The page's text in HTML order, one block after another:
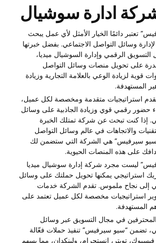
ادارة سوشيال
تعتبر دائمًا الخيار الأمثل لأي عمل يبحث
وسائل التواصل الاجتماعي. بفضل خبرتها
الرقمي وإدارة السوشيال ميديا،
على تحويل منصات وسائل التواصل
قوية لزيادة الوعي بالعلامة التجارية وزيادة
المستهدفة.
استراتيجيات متقدمة ومخصصة لكل عميل،
حضور رقمي قوي وزيادة الجاذبية على وسائل
إذا كنت تبحث عن شركة تمتلك الخبرة
والاتجاهات في عالم وسائل التواصل
“سيو سيرفيس” هي الشركة التي ستضمن لك
على هذه المنصات الحيوية.
ليست مجرد شركة إدارة سوشيال ميديا
استراتيجي يمكنها تحويل حملتك على وسائل
إلى نجاح ملموس. تقدم الشركة خدمات
استراتيجيات مخصصة لكل عميل تعتمد على
المستهدفة.
في مجال التسويق عبر وسائل
تضمن “سيو سيرفيس” تنفيذ حملات فعّالة
تويتر، إنستجرام، ولينكدإن، مما يسهم